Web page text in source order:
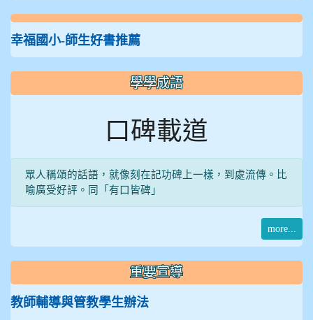
幸福國小-師生好書推薦
學學成語
口碑載道
眾人稱頌的話語，就像刻在記功碑上一樣，到處流傳。比
喻廣受好評。同「有口皆碑」
more...
重要宣導
教師輔導與管教學生辦法